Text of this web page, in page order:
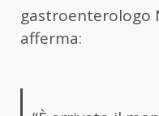
gastroenterologo
afferma: